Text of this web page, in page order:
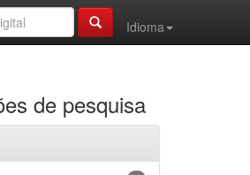
Idioma
de pesquisa